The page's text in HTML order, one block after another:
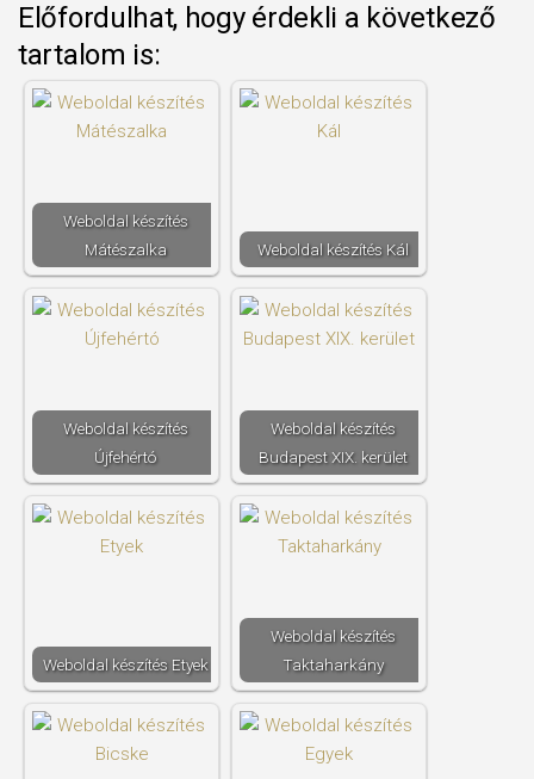
Előfordulhat, hogy érdekli a következő
tartalom is:
Weboldal készítés​
Mátészalka
Weboldal készítés​ Kál
Weboldal készítés​
Újfehértó
Weboldal készítés​
Budapest XIX. kerület
Weboldal készítés​ Etyek
Weboldal készítés​
Taktaharkány